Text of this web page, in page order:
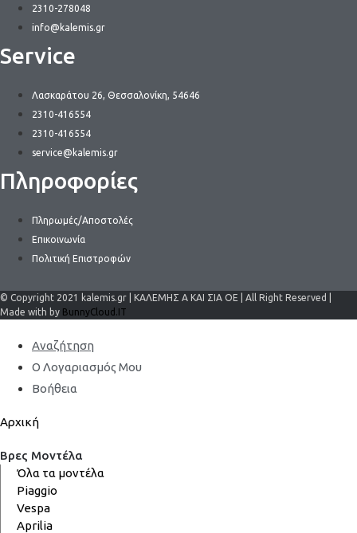
2310-278048
info@kalemis.gr
Service
Λασκαράτου 26, Θεσσαλονίκη, 54646
2310-416554
2310-416554
service@kalemis.gr
Πληροφορίες
Πληρωμές/Αποστολές
Επικοινωνία
Πολιτική Επιστροφών
© Copyright 2021 kalemis.gr | ΚΑΛΕΜΗΣ Α ΚΑΙ ΣΙΑ ΟΕ | All Right Reserved |
Made with by BunnyCloud.IT
Αναζήτηση
Ο Λογαριασμός Μου
Βοήθεια
Αρχική
Βρες Μοντέλα
Όλα τα μοντέλα
Piaggio
Vespa
Aprilia